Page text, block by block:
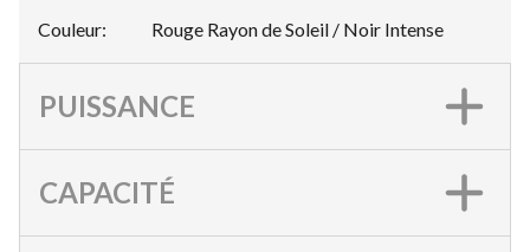
Couleur: Rouge Rayon de Soleil / Noir Intense
PUISSANCE
CAPACITÉ